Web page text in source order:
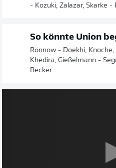
- Kozuki, Zalazar, Skarke -
So könnte Union
Rönnow - Doekhi,
Khedira, Gießelmann -
Becker